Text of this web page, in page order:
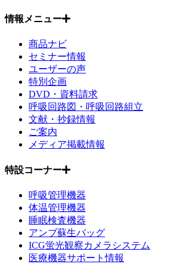
情報メニュー
商品ナビ
セミナー情報
ユーザーの声
特別企画
DVD・資料請求
呼吸回路図・呼吸回路組立
文献・抄録情報
ご案内
メディア掲載情報
特設コーナー
呼吸管理機器
体温管理機器
睡眠検査機器
アンブ蘇生バッグ
ICG蛍光観察カメラシステム
医療機器サポート情報